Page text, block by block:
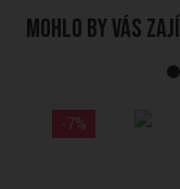
Mohlo by vás
-7%